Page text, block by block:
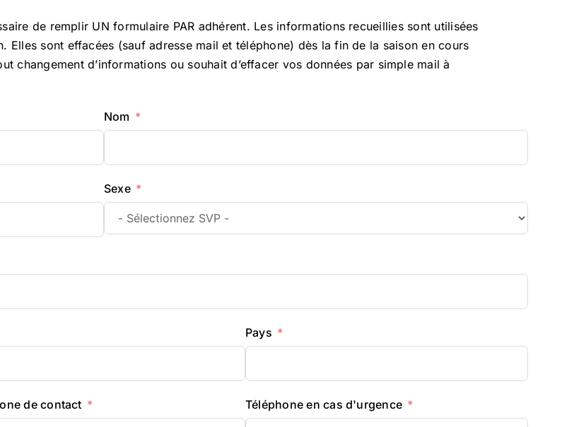
de remplir UN formulaire PAR adhérent. Les informations recueillies sont utilisées
Elles sont effacées (sauf adresse mail et téléphone) dès la fin de la saison en cours
changement d’informations ou souhait d’effacer vos données par simple mail à
Nom
Sexe
Pays
de contact Téléphone en cas d'urgence